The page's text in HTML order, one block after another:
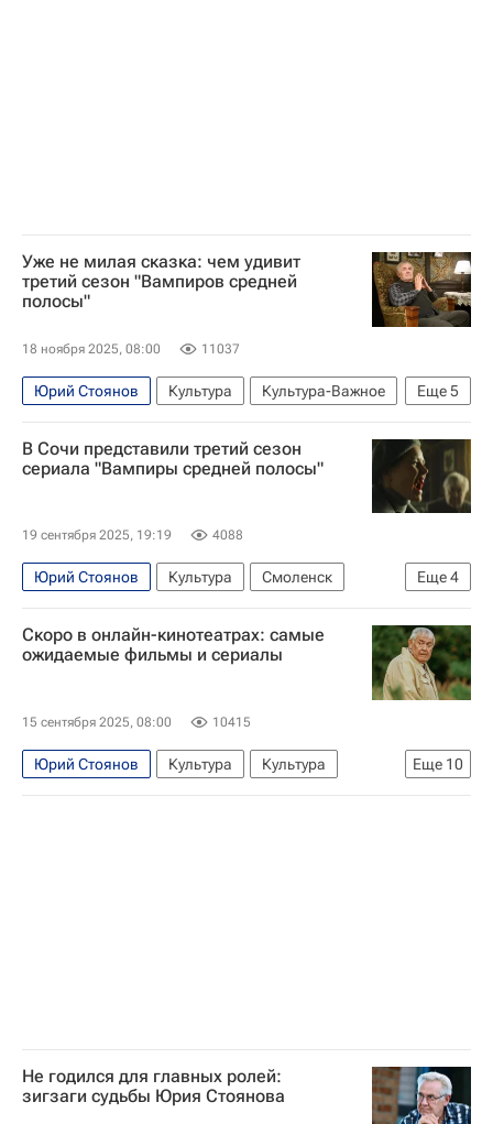
Уже не милая сказка: чем удивит
третий сезон "Вампиров средней
полосы"
18 ноября 2025, 08:00 11037
Еще5
Юрий Стоянов Культура
Культура-Важное
Культура
Глеб Калюжный
Егор Дружинин
что посмотреть
Знаменитости
В Сочи представили третий сезон
сериала "Вампиры средней полосы"
19 сентября 2025, 19:19 4088
Еще4
Юрий Стоянов Культура
Смоленск
Глеб Калюжный
Роза Хутор
Сочи
Россия
Скоро в онлайн-кинотеатрах: самые
ожидаемые фильмы и сериалы
15 сентября 2025, 08:00 10415
Еще 10
Юрий Стоянов Культура
Культура
Культура-Важное
Москва
Сочи
Не годился для главных ролей:
зигзаги судьбы Юрия Стоянова